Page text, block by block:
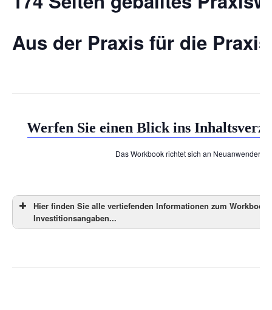
Aus der Praxis für die
Werfen Sie einen Blick ins
Das Workbook richtet sich an
Hier finden Sie alle vertiefenden Informationen zum
Investitionsangaben...